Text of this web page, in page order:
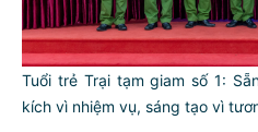
Tuổi trẻ Trại tạm giam số 1:
kích vì nhiệm vụ, sáng tạo vìTƯ
NGƯỜI CÔNG AN